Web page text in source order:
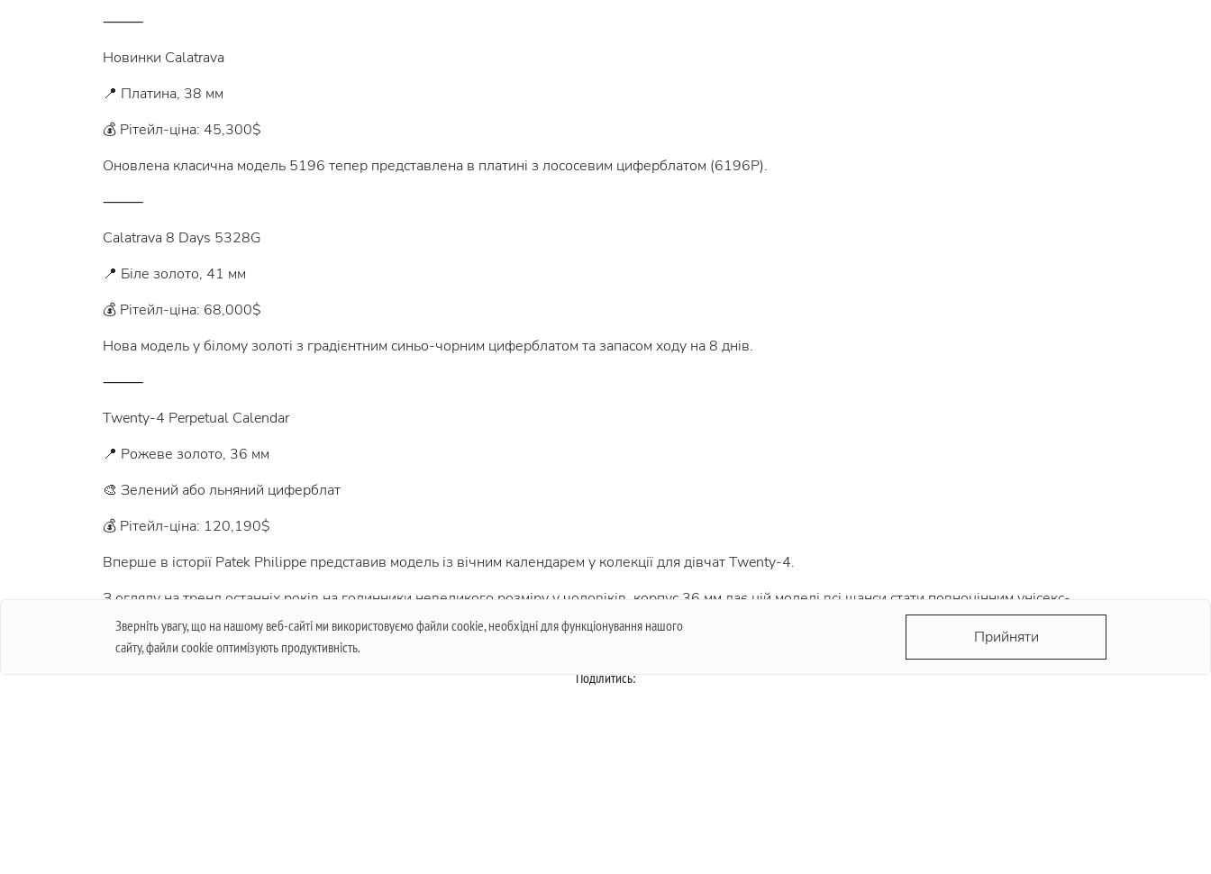
Зверніть увагу, що на нашому веб-сайті ми використовуємо файли cookie, необхідні для функціонування нашого
сайту, файли cookie оптимізують продуктивність.
Прийняти
⸻
Новинки Calatrava
📍 Платина, 38 мм
💰 Рітейл-ціна: 45,300$
Оновлена класична модель 5196 тепер представлена в платині з лососевим циферблатом (6196P).
⸻
Calatrava 8 Days 5328G
📍 Біле золото, 41 мм
💰 Рітейл-ціна: 68,000$
Нова модель у білому золоті з градієнтним синьо-чорним циферблатом та запасом ходу на 8 днів.
⸻
Twenty-4 Perpetual Calendar
📍 Рожеве золото, 36 мм
🎨 Зелений або льняний циферблат
💰 Рітейл-ціна: 120,190$
Вперше в історії Patek Philippe представив модель із вічним календарем у колекції для дівчат Twenty-4.
З огляду на тренд останніх років на годинники невеликого розміру у чоловіків, корпус 36 мм дає цій моделі всі шанси стати повноцінним унісекс-
варіантом.
Поділитись: